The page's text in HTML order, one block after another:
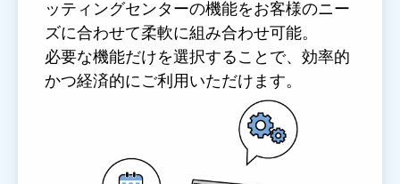
ッティングセンターの機能をお客様のニー
ズに合わせて柔軟に組み合わせ可能。
必要な機能だけを選択することで、効率的
かつ経済的にご利用いただけます。